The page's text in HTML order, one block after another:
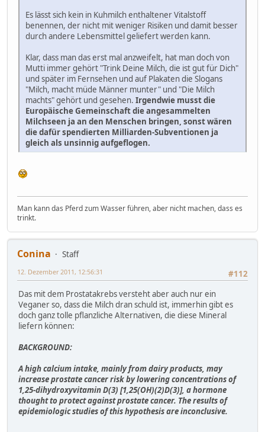
Es lässt sich kein in Kuhmilch enthaltener Vitalstoff
benennen, der nicht mit weniger Risiken und damit besser
durch andere Lebensmittel geliefert werden kann.
Klar, dass man das erst mal anzweifelt, hat man doch von
Mutti immer gehört "Trink Deine Milch, die ist gut für Dich"
und später im Fernsehen und auf Plakaten die Slogans
"Milch, macht müde Männer munter" und "Die Milch
machts" gehört und gesehen. Irgendwie musst die
Europäische Gemeinschaft die angesammelten
Milchseen ja an den Menschen bringen, sonst wären
die dafür spendierten Milliarden-Subventionen ja
gleich als unsinnig aufgeflogen.
Man kann das Pferd zum Wasser führen, aber nicht machen, dass es
trinkt.
Conina
Staff
#112
12. Dezember 2011, 12:56:31
Das mit dem Prostatakrebs versteht aber auch nur ein
Veganer so, dass die Milch dran schuld ist, immerhin gibt es
doch ganz tolle pflanzliche Alternativen, die diese Mineral
liefern können:
BACKGROUND:
A high calcium intake, mainly from dairy products, may
increase prostate cancer risk by lowering concentrations of
1,25-dihydroxyvitamin D(3) [1,25(OH)(2)D(3)], a hormone
thought to protect against prostate cancer. The results of
epidemiologic studies of this hypothesis are inconclusive.